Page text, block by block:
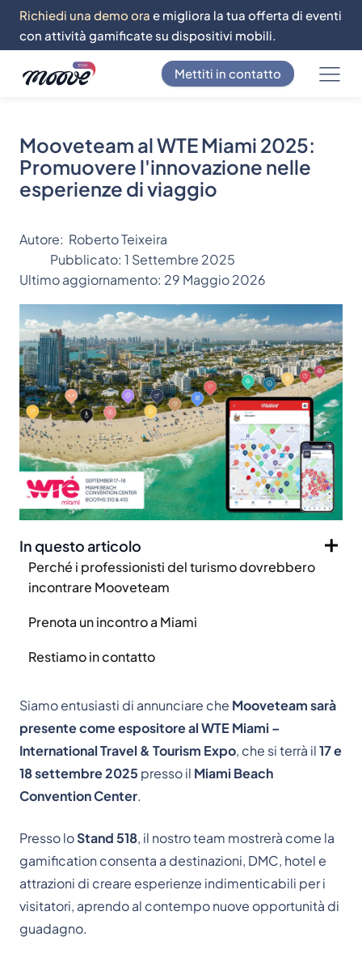
Richiedi una demo ora e migliora la tua offerta di eventi
con attività gamificate su dispositivi mobili.
Mettiti in contatto
Mooveteam al WTE Miami 2025:
Promuovere l'innovazione nelle
esperienze di viaggio
Autore: Roberto Teixeira
Pubblicato: 1 Settembre 2025
Ultimo aggiornamento: 29 Maggio 2026
In questo articolo
Perché i professionisti del turismo dovrebbero
incontrare Mooveteam
Prenota un incontro a Miami
Restiamo in contatto
Siamo entusiasti di annunciare che Mooveteam sarà
presente come espositore al WTE Miami –
International Travel & Tourism Expo, che si terrà il17 e
18 settembre 2025 presso il Miami Beach
Convention Center.
Presso loStand 518, il nostro team mostrerà come la
gamification consenta a destinazioni, DMC, hotel e
attrazioni di creare esperienze indimenticabili per i
visitatori, aprendo al contempo nuove opportunità di
guadagno.